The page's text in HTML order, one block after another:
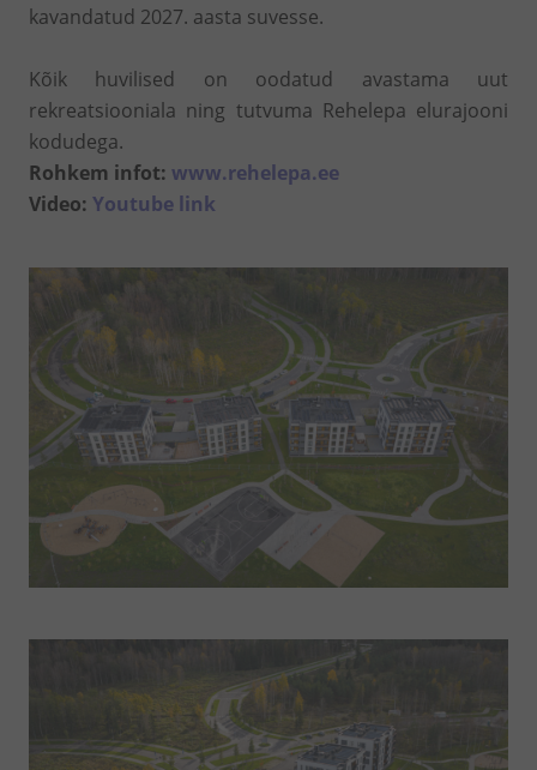
kavandatud 2027. aasta suvesse.
Kõik huvilised on oodatud avastama uut
rekreatsiooniala ning tutvuma Rehelepa elurajooni
kodudega.
Rohkem infot: www.rehelepa.ee
Video: Youtube link